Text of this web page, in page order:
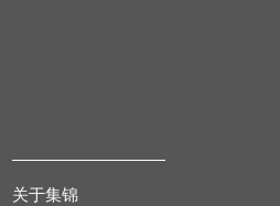
关于集锦